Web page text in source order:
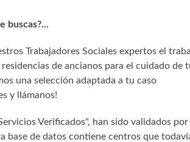
buscas?...
Trabajadores Sociales expertos el
de ancianos para el cuidado de
una selección adaptada a tu caso
y llámanos!
Verificados", han sido validados por
base de datos contiene centros que